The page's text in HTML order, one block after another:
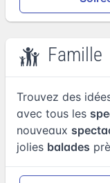
Famille
Trouvez des
avec tous les
nouveaux
jolies balades